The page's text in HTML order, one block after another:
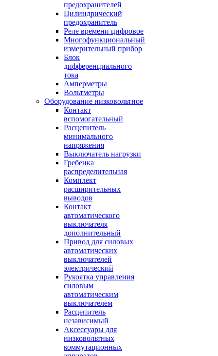
предохранителей
Цилиндрический
предохранитель
Реле времени цифровое
Многофункциональный
измерительный прибор
Блок
дифференциального
тока
Амперметры
Вольтметры
Оборудование низковольтное
Контакт
вспомогательный
Расцепитель
минимального
напряжения
Выключатель нагрузки
Гребенка
распределительная
Комплект
расширительных
выводов
Контакт
автоматического
выключателя
дополнительный
Привод для силовых
автоматических
выключателей
электрический
Рукоятка управления
силовым
автоматическим
выключателем
Расцепитель
независимый
Аксессуары для
низковольтных
коммутационных